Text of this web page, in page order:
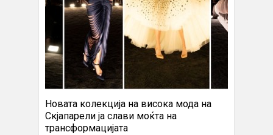
Новата колекција на висока мода на
Скјапарели ја слави моќта на
трансформацијата